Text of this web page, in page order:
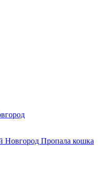
Пропала кошка